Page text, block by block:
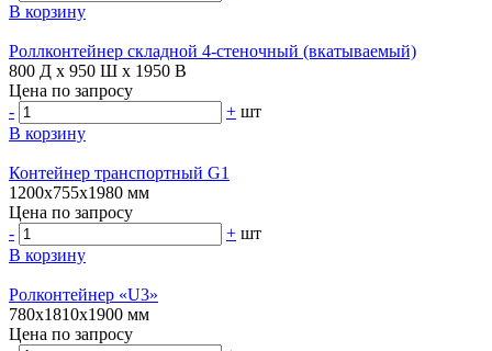
В корзину
Роллконтейнер складной 4-стеночный (вкатываемый)
800 Д х 950 Ш х 1950 В
Цена по запросу
-
+ шт
В корзину
Контейнер транспортный G1
1200х755х1980 мм
Цена по запросу
-
+ шт
В корзину
Ролконтейнер «U3»
780х1810х1900 мм
Цена по запросу